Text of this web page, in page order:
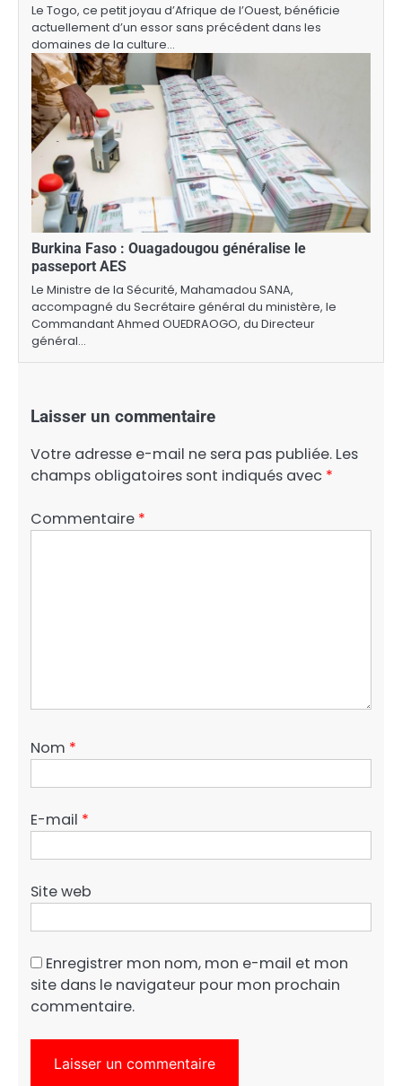
Le Togo, ce petit joyau d’Afrique de l’Ouest, bénéficie
actuellement d’un essor sans précédent dans les
domaines de la culture…
Burkina Faso : Ouagadougou généralise le
passeport AES
Le Ministre de la Sécurité, Mahamadou SANA,
accompagné du Secrétaire général du ministère, le
Commandant Ahmed OUEDRAOGO, du Directeur
général…
Laisser un commentaire
Votre adresse e-mail ne sera pas publiée. Les
champs obligatoires sont indiqués avec *
Commentaire *
Nom *
E-mail *
Site web
Enregistrer mon nom, mon e-mail et mon
site dans le navigateur pour mon prochain
commentaire.